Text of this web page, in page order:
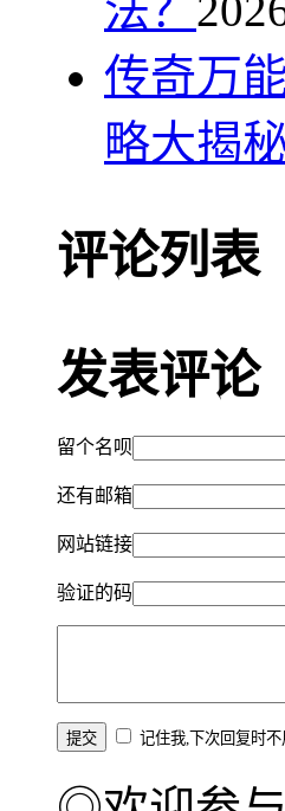
传奇万
略大揭
评论列表
发表评论
留个名呗
还有邮箱
网站链接
验证的码
记住我,下次回复时